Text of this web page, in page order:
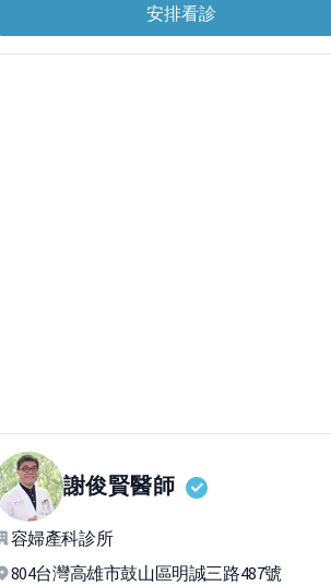
安排看診
謝俊賢醫師
容婦產科診所
804台灣高雄市鼓山區明誠三路487號